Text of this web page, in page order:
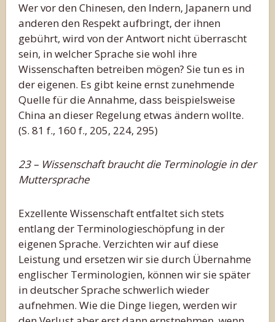
Wer vor den Chinesen, den Indern, Japanern und
anderen den Respekt aufbringt, der ihnen
gebührt, wird von der Antwort nicht überrascht
sein, in welcher Sprache sie wohl ihre
Wissenschaften betreiben mögen? Sie tun es in
der eigenen. Es gibt keine ernst zunehmende
Quelle für die Annahme, dass beispielsweise
China an dieser Regelung etwas ändern wollte.
(S. 81 f., 160 f., 205, 224, 295)
23 – Wissenschaft braucht die Terminologie in der
Muttersprache
Exzellente Wissenschaft entfaltet sich stets
entlang der Terminologieschöpfung in der
eigenen Sprache. Verzichten wir auf diese
Leistung und ersetzen wir sie durch Übernahme
englischer Terminologien, können wir sie später
in deutscher Sprache schwerlich wieder
aufnehmen. Wie die Dinge liegen, werden wir